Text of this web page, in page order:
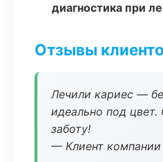
диагностика при
Отзывы
Лечили кариес —
идеально под цвет.
заботу!
— Клиент компании